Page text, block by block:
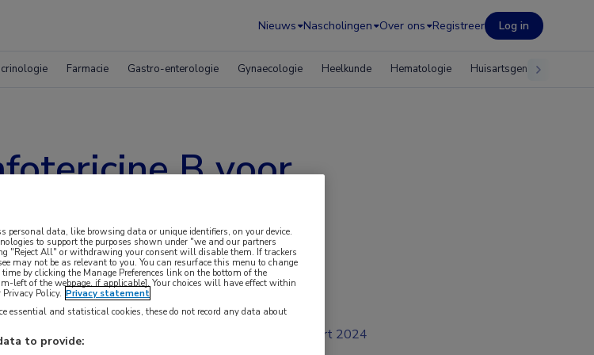
Nieuws Nascholingen Over ons Registreer Log in
Farmacie Gastro-enterologie Gynaecologie Heelkunde Hematologie Huisartsgeneeskunde
B voor
(LNC) heeft een
mrt 2024
personal data, like browsing data or unique identifiers, on your device.
to support the purposes shown under "we and our partners
"Reject All" or withdrawing your consent will disable them. If trackers
may not be as relevant to you. You can resurface this menu to change
by clicking the Manage Preferences link on the bottom of the
left of the webpage, if applicable]. Your choices will have effect within
Policy. Privacy statement
essential and statistical cookies, these do not record any data about
to provide: